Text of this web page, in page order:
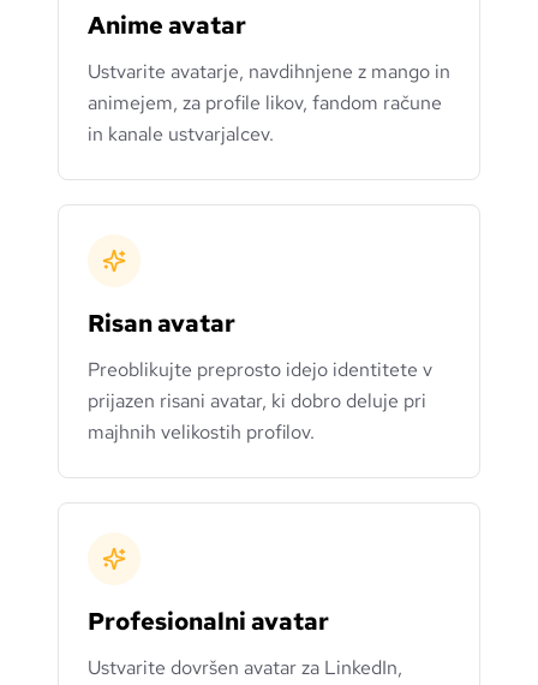
Anime avatar
Ustvarite avatarje, navdihnjene z mango in
animejem, za profile likov, fandom račune
in kanale ustvarjalcev.
Risan avatar
Preoblikujte preprosto idejo identitete v
prijazen risani avatar, ki dobro deluje pri
majhnih velikostih profilov.
Profesionalni avatar
Ustvarite dovršen avatar za LinkedIn,